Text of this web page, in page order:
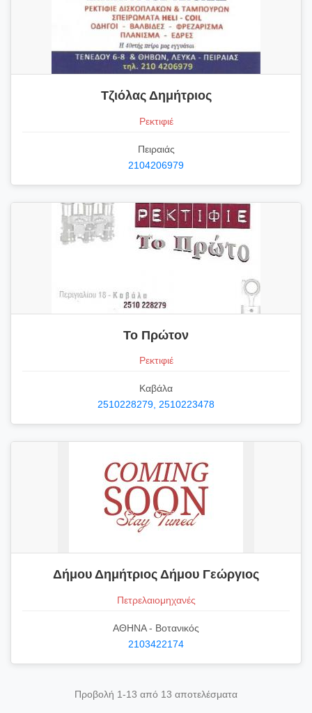
Τζιόλας Δημήτριος
Ρεκτιφιέ
Πειραιάς
2104206979
Το Πρώτον
Ρεκτιφιέ
Καβάλα
2510228279, 2510223478
Δήμου Δημήτριος Δήμου Γεώργιος
Πετρελαιομηχανές
ΑΘΗΝΑ - Βοτανικός
2103422174
Προβολή 1-13 από 13 αποτελέσματα